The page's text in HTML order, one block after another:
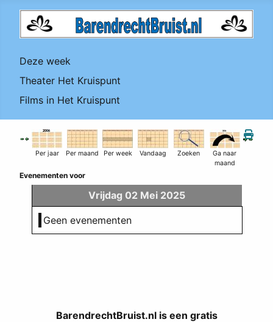
Deze week
Theater Het Kruispunt
Films in Het Kruispunt
Per jaar Per maand Per week Vandaag Zoeken
Ga naar
maand
Evenementen voor
Vrijdag 02 Mei 2025
Geen evenementen
BarendrechtBruist.nl is een gratis